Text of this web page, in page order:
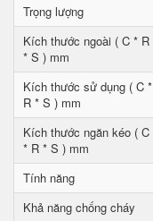
Trọng lượng
Kích thước ngoài ( C * R
* S ) mm
Kích thước sử dụng ( C *
R * S ) mm
Kích thước ngăn kéo ( C
* R * S ) mm
Tính năng
Khả năng chống cháy